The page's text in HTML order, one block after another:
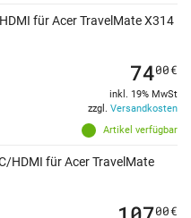
für Acer TravelMate X314
Artikel verfügbar
7400€
inkl. 19% MwSt
zzgl. Versandkosten
HDMI für Acer TravelMate
00€